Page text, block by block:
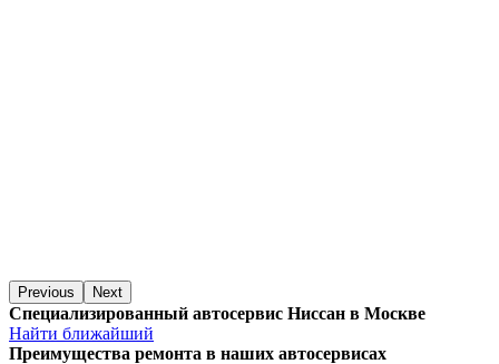
Previous Next
Специализированный автосервис Ниссан в Москве
Найти ближайший
Преимущества ремонта в наших автосервисах